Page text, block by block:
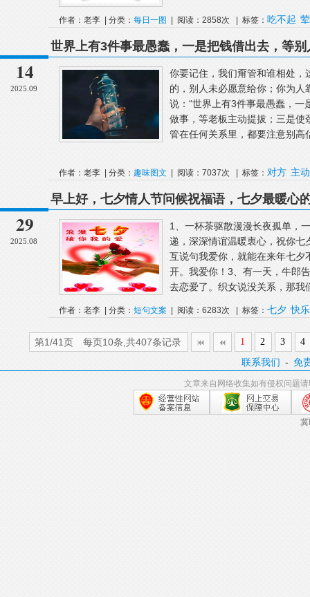
作者：老李 | 分类： 每日一图 | 阅读：2858次 | 标签： 吃不起
14
2025.09
世界上有3件事最愚蠢，一是把钱借出去，等
板主动提拔；三是使劲对别人好，坐等对方感
你要记住，我们甭管和谁相处
的，别人未必愿意给你；你为
说：“世界上有3件事最愚蠢，
做事，等老板主动提拔；三是使
管在任何关系里，都要注意别
作者：老李 | 分类： 趣味图文 | 阅读：7037次 | 标签： 对方 主动
29
2025.08
早上好，七夕情人节问候祝福语，七夕最暖心
1、一杯茶驱散漫漫长夜孤单，
递，深深情谊温暖衷心，祝你
互说句我爱你，就能在来年七
开。我爱你！3、有一天，牛郎
去恋爱了。织女说没关系，
作者：老李 | 分类： 短句文案 | 阅读：6283次 | 标签： 七夕 快乐
第1/41页 每页10条,共407条记录 1 2 3 4
联系我们 -免
文章来自网络收集如有侵权问题